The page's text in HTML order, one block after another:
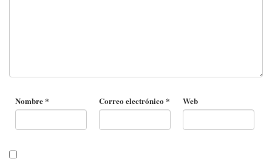
Nombre* Correo electrónico * Web